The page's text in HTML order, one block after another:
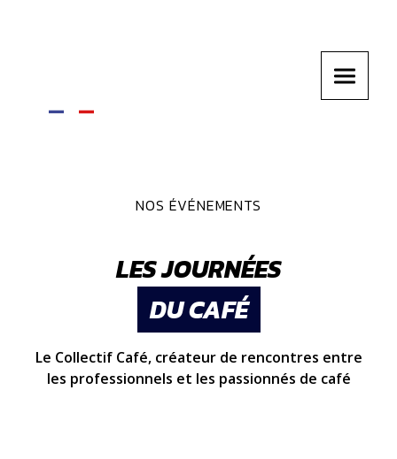
NOS ÉVÉNEMENTS
LES JOURNÉES
DU CAFÉ
Le Collectif Café, créateur de rencontres entre
les professionnels et les passionnés de café